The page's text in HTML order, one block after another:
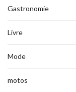
Gastronomie
Livre
Mode
motos